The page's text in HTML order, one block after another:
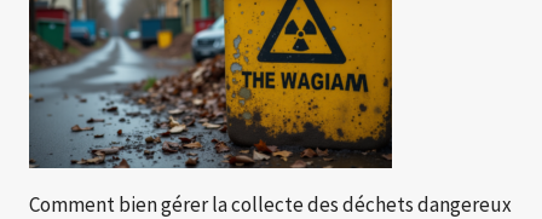
Comment bien gérer la collecte des déchets dangereux